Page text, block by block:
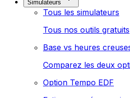
Simulateurs
Tous les simulateurs
Tous nos outils gratuits
Base vs heures
Comparez les deux
Option Tempo EDF